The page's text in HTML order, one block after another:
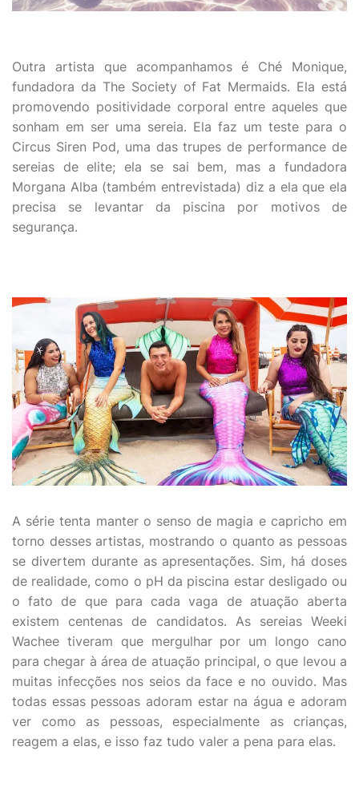
Outra artista que acompanhamos é Ché Monique,
fundadora da The Society of Fat Mermaids. Ela está
promovendo positividade corporal entre aqueles que
sonham em ser uma sereia. Ela faz um teste para o
Circus Siren Pod, uma das trupes de performance de
sereias de elite; ela se sai bem, mas a fundadora
Morgana Alba (também entrevistada) diz a ela que ela
precisa se levantar da piscina por motivos de
segurança.
A série tenta manter o senso de magia e capricho em
torno desses artistas, mostrando o quanto as pessoas
se divertem durante as apresentações. Sim, há doses
de realidade, como o pH da piscina estar desligado ou
o fato de que para cada vaga de atuação aberta
existem centenas de candidatos. As sereias Weeki
Wachee tiveram que mergulhar por um longo cano
para chegar à área de atuação principal, o que levou a
muitas infecções nos seios da face e no ouvido. Mas
todas essas pessoas adoram estar na água e adoram
ver como as pessoas, especialmente as crianças,
reagem a elas, e isso faz tudo valer a pena para elas.